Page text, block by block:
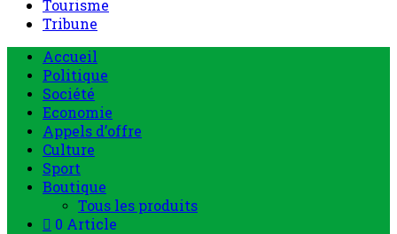
Tourisme
Tribune
Menu
principal
Accueil
Politique
Société
Economie
Appels d’offre
Culture
Sport
Boutique
Tous les produits
0 Article